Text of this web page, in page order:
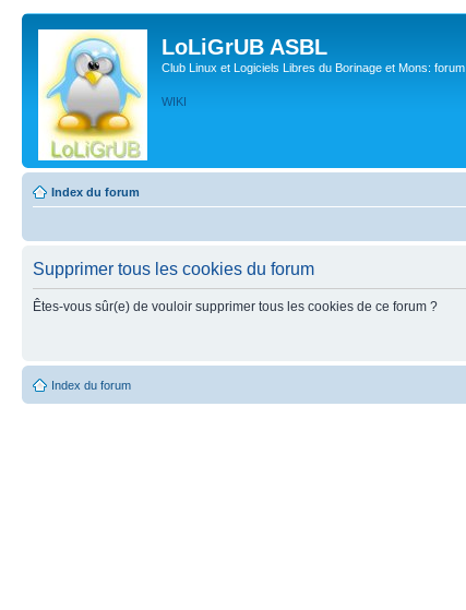
LoLiGrUB ASBL
Club Linux et Logiciels Libres du Borinage et Mons: forum
WIKI
Index du forum
Supprimer tous les cookies du forum
Êtes-vous sûr(e) de vouloir supprimer tous les cookies de ce forum ?
Index du forum